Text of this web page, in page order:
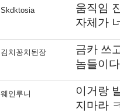
Skdktosia
움직임
자체가
김치꽁치된장
금카 쓰
놈들이
웨인루니
이거랑
지마라